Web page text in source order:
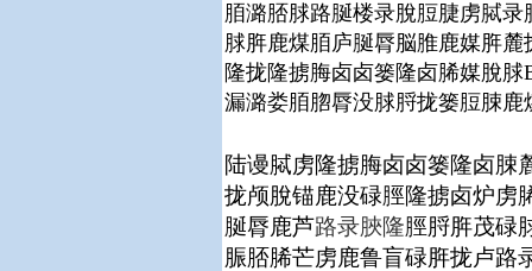
脜潞脴脙路脠楼录脫脰脻虏脦录
脙脌鹿煤脜庐脠脣脳脽鹿媒脌
隆拢隆掳脢卤卤篓隆卤脪媒脫
漏潞娄脜脗脣没脙脟拢篓脰脨
陆谩脦虏隆掳脢卤卤篓隆卤脨
拢颅脫锚鹿没碌脛隆掳卤炉虏
脠脣鹿芦路录脥隆脛脟脌茂碌
脤脴脪芒虏鹿鲁盲碌脌拢卢路